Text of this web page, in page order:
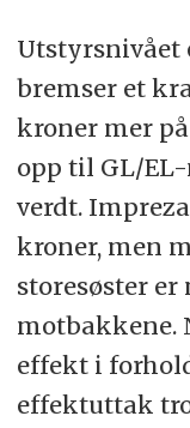
Utstyrsnivået
bremser et
kroner mer
opp til GL/
verdt.
kroner, men
storesøster
motbakkene.
effekt i
effektuttak